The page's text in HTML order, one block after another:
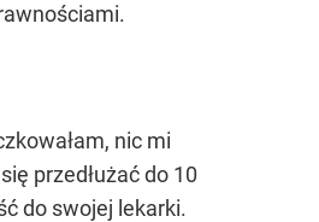
nic mi
przedłużać do 10
do swojej lekarki.